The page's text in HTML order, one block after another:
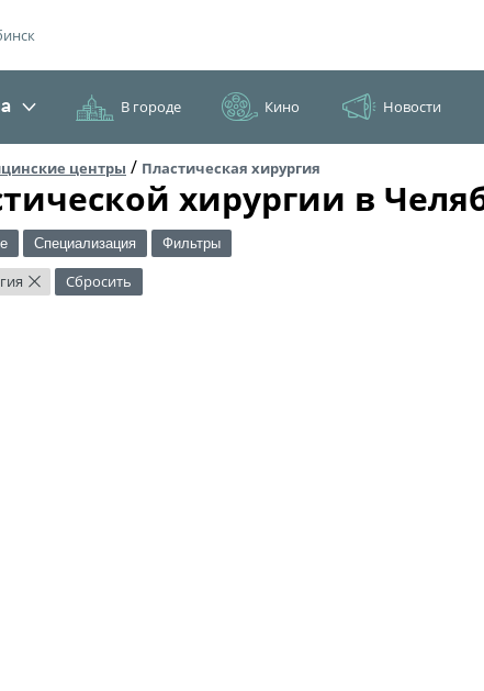
В городе Кино Новости
центры / Пластическая хирургия
хирургии в
Специализация Фильтры
× Сбросить